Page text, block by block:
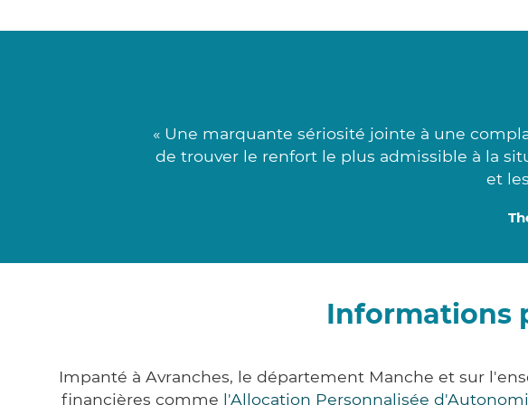
« Une marquante sériosité jointe à une
de trouver le renfort le plus admissible à la
et
Informations
Impanté à Avranches, le département Manche et sur
financières comme l'Allocation Personnalisée